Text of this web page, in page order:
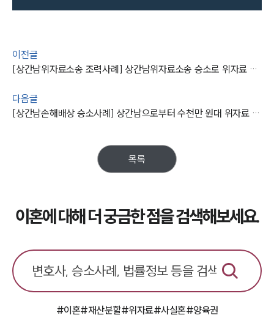
이전글
[상간남위자료소송 조력사례] 상간남위자료소송 승소로 위자료 청구에 성공하다
다음글
[상간남손해배상 승소사례] 상간남으로부터 수천만 원대 위자료 받아내기 성공
목록
이혼에 대해 더 궁금한 점을 검색해보세요.
#이혼#재산분할#위자료#사실혼#양육권